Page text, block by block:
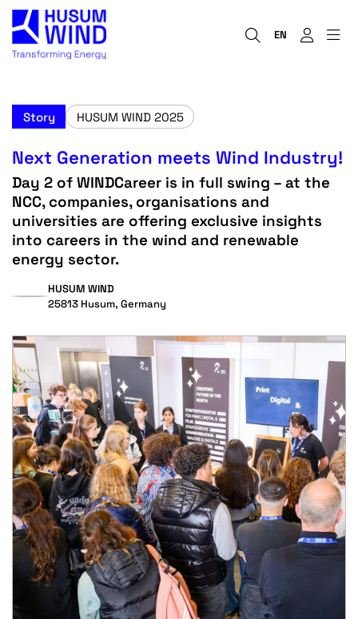
EN
Story HUSUM WIND 2025
Next Generation meets Wind Industry!
Day 2 of WINDCareer is in full swing – at the
NCC, companies, organisations and
universities are offering exclusive insights
into careers in the wind and renewable
energy sector.
HUSUM WIND
25813 Husum, Germany